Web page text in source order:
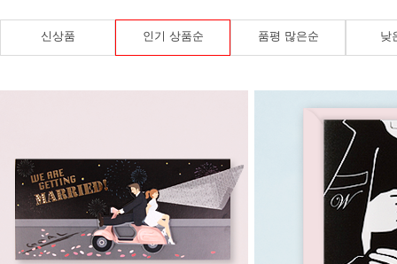
신상품 인기 상품순 품평 많은순 낮
식전영상
식중영상
포토 청첩장
내지 컬러인쇄